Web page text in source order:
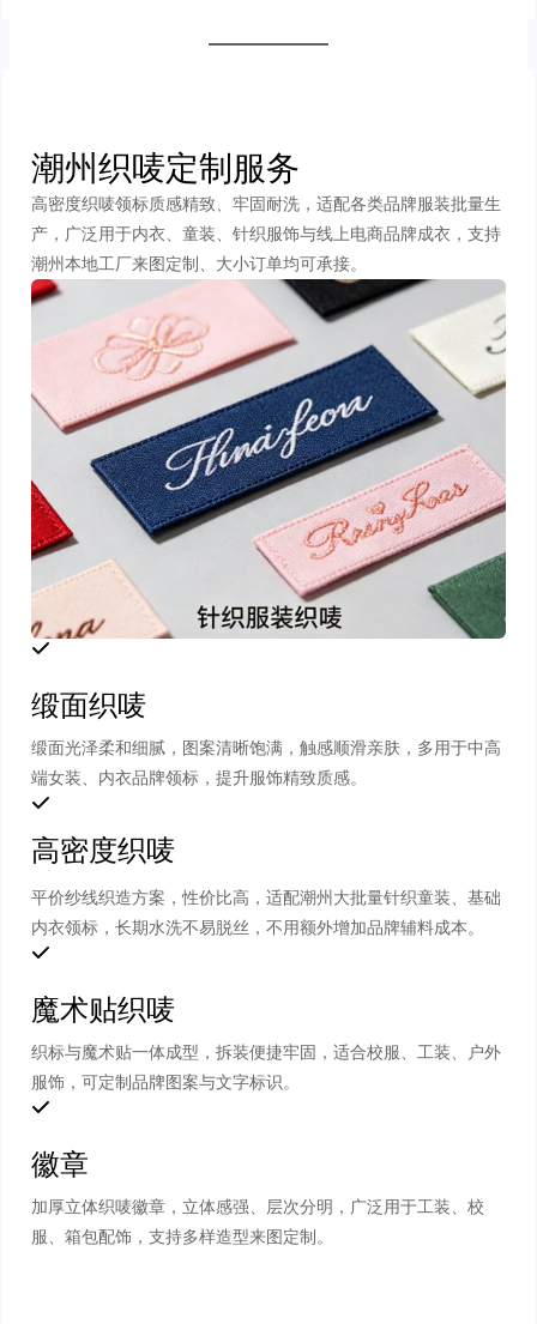
潮州织唛定制服务
高密度织唛领标质感精致、牢固耐洗，适配各类品牌服装批量生
产，广泛用于内衣、童装、针织服饰与线上电商品牌成衣，支持
潮州本地工厂来图定制、大小订单均可承接。
缎面织唛
缎面光泽柔和细腻，图案清晰饱满，触感顺滑亲肤，多用于中高
端女装、内衣品牌领标，提升服饰精致质感。
高密度织唛
平价纱线织造方案，性价比高，适配潮州大批量针织童装、基础
内衣领标，长期水洗不易脱丝，不用额外增加品牌辅料成本。
魔术贴织唛
织标与魔术贴一体成型，拆装便捷牢固，适合校服、工装、户外
服饰，可定制品牌图案与文字标识。
徽章
加厚立体织唛徽章，立体感强、层次分明，广泛用于工装、校
服、箱包配饰，支持多样造型来图定制。